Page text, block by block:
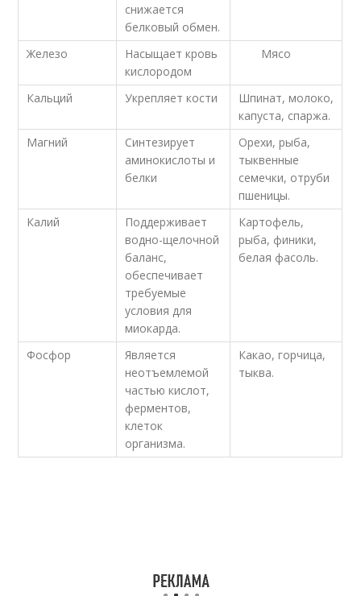
снижается
белковый обмен.
Железо
Насыщает кровь
кислородом
Мясо
Кальций Укрепляет кости
Шпинат, молоко,
капуста, спаржа.
Магний
Синтезирует
аминокислоты и
белки
Орехи, рыба,
тыквенные
семечки, отруби
пшеницы.
Калий
Поддерживает
водно-щелочной
баланс,
обеспечивает
требуемые
условия для
миокарда.
Картофель,
рыба, финики,
белая фасоль.
Фосфор
Является
неотъемлемой
частью кислот,
ферментов,
клеток
организма.
Какао, горчица,
тыква.